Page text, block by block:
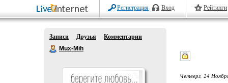
Регистрация Вход Рейтинги
Записи Друзья
Комментарии
Mux-Mih
Четверг, 24